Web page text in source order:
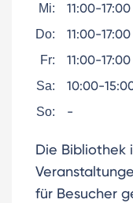
Mi: 11:00-17:00
Do: 11:00-17:00
Fr: 11:00-17:00
Sa: 10:00-
So: -
Die Bibliothek
für Besucher